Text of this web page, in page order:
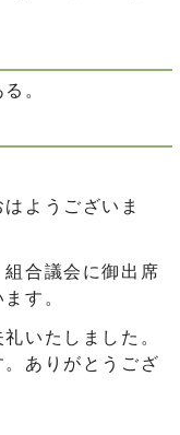
。
ようございま
合議会に御出席
す。
いたしました。
ありがとうござ